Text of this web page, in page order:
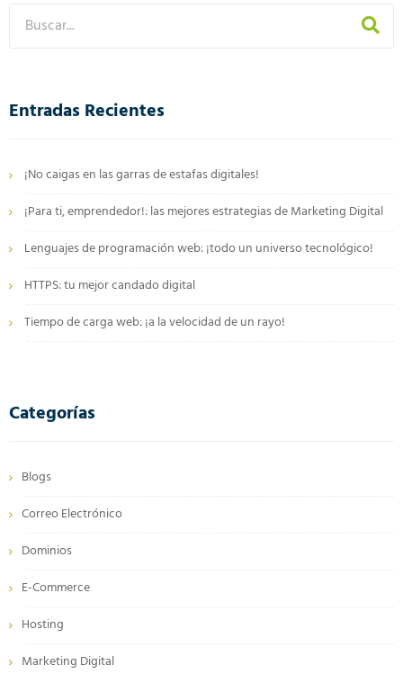
Entradas Recientes
¡No caigas en las garras de estafas digitales!
¡Para ti, emprendedor!: las mejores estrategias de Marketing Digital
Lenguajes de programación web: ¡todo un universo tecnológico!
HTTPS: tu mejor candado digital
Tiempo de carga web: ¡a la velocidad de un rayo!
Categorías
Blogs
Correo Electrónico
Dominios
E-Commerce
Hosting
Marketing Digital